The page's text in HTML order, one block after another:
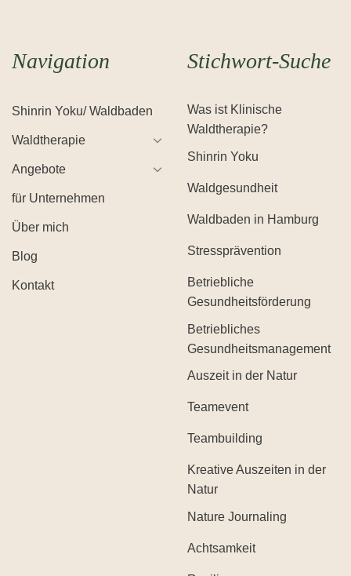
Navigation
Shinrin Yoku/ Waldbaden
Waldtherapie
Angebote
für Unternehmen
Über mich
Blog
Kontakt
Stichwort-Suche
Was ist Klinische
Waldtherapie?
Shinrin Yoku
Waldgesundheit
Waldbaden in Hamburg
Stressprävention
Betriebliche
Gesundheitsförderung
Betriebliches
Gesundheitsmanagement
Auszeit in der Natur
Teamevent
Teambuilding
Kreative Auszeiten in der
Natur
Nature Journaling
Achtsamkeit